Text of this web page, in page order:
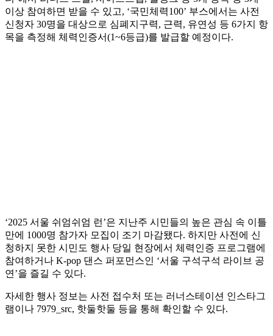
이상 참여하면 받을 수 있고, ‘국민체력100’ 부스에서는 사전
신청자 30명을 대상으로 심폐지구력, 근력, 유연성 등 6가지 항
목을 측정해 체력인증서(1~6등급)를 발급할 예정이다.
‘2025 서울 쉬엄쉬엄 런’은 지난주 시민들의 높은 관심 속 이틀
만에 1000명 참가자 모집이 조기 마감됐다. 하지만 사전에 신
청하지 못한 시민도 행사 당일 현장에서 체력인증 프로그램에
참여하거나 K-pop 댄스 퍼포먼스인 ‘서울 구석구석 라이브 공
연’을 즐길 수 있다.
자세한 행사 정보는 사전 접수처 또는 러너스테이션 인스타그
램이나 7979_src, 핫둘핫둘 등을 통해 확인할 수 있다.